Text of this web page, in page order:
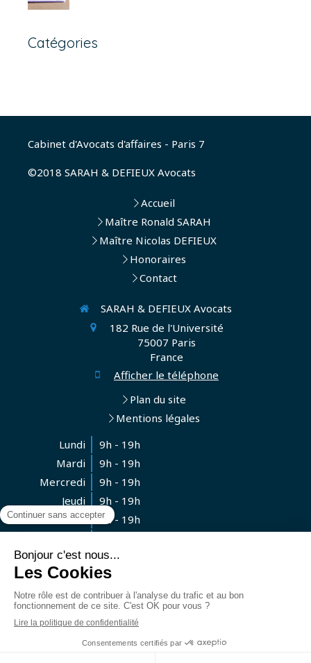
Catégories
Cabinet d'Avocats d'affaires - Paris 7
©2018 SARAH & DEFIEUX Avocats
Accueil
Maître Ronald SARAH
Maître Nicolas DEFIEUX
Honoraires
Contact
SARAH & DEFIEUX Avocats
182 Rue de l'Université
75007 Paris
France
Afficher le téléphone
Plan du site
Mentions légales
Lundi
9h - 19h
Mardi
9h - 19h
Mercredi
9h - 19h
Jeudi
9h - 19h
Vendredi
9h - 19h
Dimanche
Fermé
Contacter le Cabinet
Création et référencement du site par Simplébo